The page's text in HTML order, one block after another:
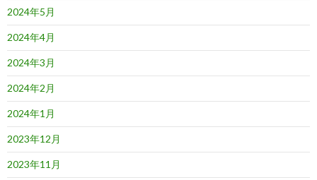
2024年5月
2024年4月
2024年3月
2024年2月
2024年1月
2023年12月
2023年11月